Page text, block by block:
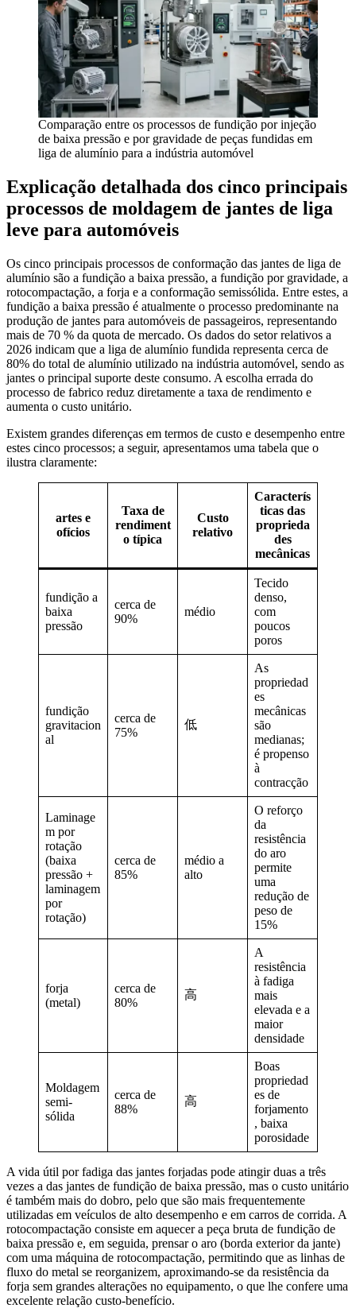
Comparação entre os processos de fundição por injeção
de baixa pressão e por gravidade de peças fundidas em
liga de alumínio para a indústria automóvel
Explicação detalhada dos cinco principais
processos de moldagem de jantes de liga
leve para automóveis
Os cinco principais processos de conformação das jantes de liga de
alumínio são a fundição a baixa pressão, a fundição por gravidade, a
rotocompactação, a forja e a conformação semissólida. Entre estes, a
fundição a baixa pressão é atualmente o processo predominante na
produção de jantes para automóveis de passageiros, representando
mais de 70 % da quota de mercado. Os dados do setor relativos a
2026 indicam que a liga de alumínio fundida representa cerca de
80% do total de alumínio utilizado na indústria automóvel, sendo as
jantes o principal suporte deste consumo. A escolha errada do
processo de fabrico reduz diretamente a taxa de rendimento e
aumenta o custo unitário.
Existem grandes diferenças em termos de custo e desempenho entre
estes cinco processos; a seguir, apresentamos uma tabela que o
ilustra claramente:
artes e
ofícios
Taxa de
rendiment
o típica
Custo
relativo
Caracterís
ticas das
proprieda
des
mecânicas
fundição a
baixa
pressão
cerca de
90%
médio
Tecido
denso,
com
poucos
poros
fundição
gravitacion
al
cerca de
75%
低
As
propriedad
es
mecânicas
são
medianas;
é propenso
à
contracção
Laminage
m por
rotação
(baixa
pressão +
laminagem
por
rotação)
cerca de
85%
médio a
alto
O reforço
da
resistência
do aro
permite
uma
redução de
peso de
15%
forja
(metal)
cerca de
80%
高
A
resistência
à fadiga
mais
elevada e a
maior
densidade
Moldagem
semi-
sólida
cerca de
88%
高
Boas
propriedad
es de
forjamento
, baixa
porosidade
A vida útil por fadiga das jantes forjadas pode atingir duas a três
vezes a das jantes de fundição de baixa pressão, mas o custo unitário
é também mais do dobro, pelo que são mais frequentemente
utilizadas em veículos de alto desempenho e em carros de corrida. A
rotocompactação consiste em aquecer a peça bruta de fundição de
baixa pressão e, em seguida, prensar o aro (borda exterior da jante)
com uma máquina de rotocompactação, permitindo que as linhas de
fluxo do metal se reorganizem, aproximando-se da resistência da
forja sem grandes alterações no equipamento, o que lhe confere uma
excelente relação custo-benefício.